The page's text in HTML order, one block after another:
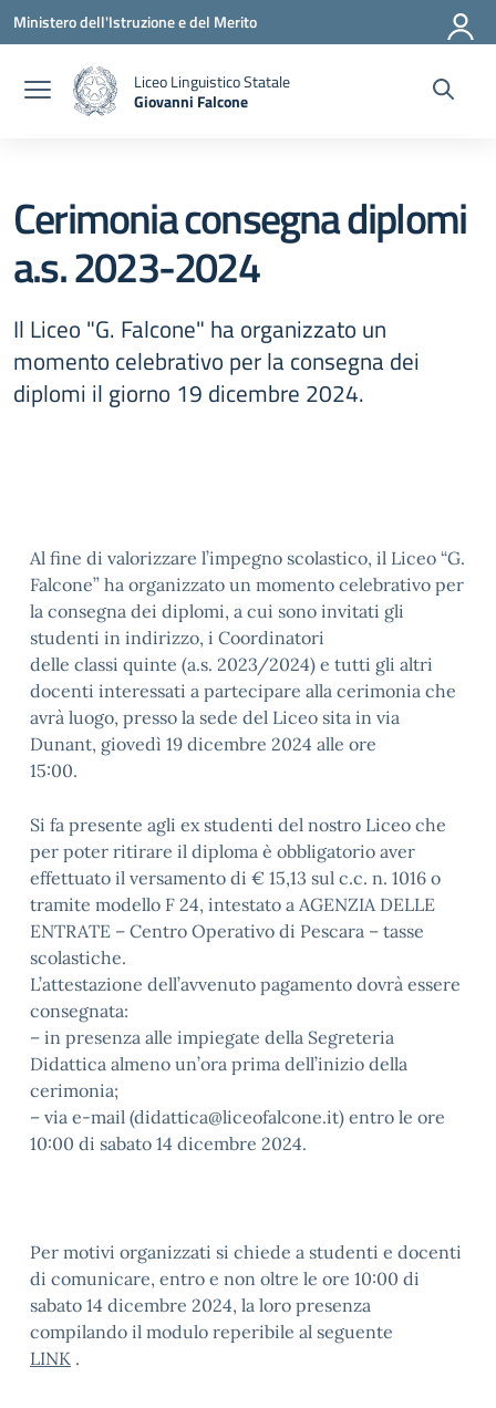
Vai ai contenuti
Vai al menu di navigazione
Vai al footer
Ministero dell'Istruzione e del Merito
Liceo Linguistico Statale
Giovanni Falcone
Cerimonia consegna diplomi
a.s. 2023-2024
Il Liceo "G. Falcone" ha organizzato un
momento celebrativo per la consegna dei
diplomi il giorno 19 dicembre 2024.
Al fine di valorizzare l’impegno scolastico, il Liceo “G.
Falcone” ha organizzato un momento celebrativo per
la consegna dei diplomi, a cui sono invitati gli
studenti in indirizzo, i Coordinatori
delle classi quinte (a.s. 2023/2024) e tutti gli altri
docenti interessati a partecipare alla cerimonia che
avrà luogo, presso la sede del Liceo sita in via
Dunant, giovedì 19 dicembre 2024 alle ore
15:00.
Si fa presente agli ex studenti del nostro Liceo che
per poter ritirare il diploma è obbligatorio aver
effettuato il versamento di € 15,13 sul c.c. n. 1016 o
tramite modello F 24, intestato a AGENZIA DELLE
ENTRATE – Centro Operativo di Pescara – tasse
scolastiche.
L’attestazione dell’avvenuto pagamento dovrà essere
consegnata:
– in presenza alle impiegate della Segreteria
Didattica almeno un’ora prima dell’inizio della
cerimonia;
– via e-mail (didattica@liceofalcone.it) entro le ore
10:00 di sabato 14 dicembre 2024.
Per motivi organizzati si chiede a studenti e docenti
di comunicare, entro e non oltre le ore 10:00 di
sabato 14 dicembre 2024, la loro presenza
compilando il modulo reperibile al seguente
LINK .